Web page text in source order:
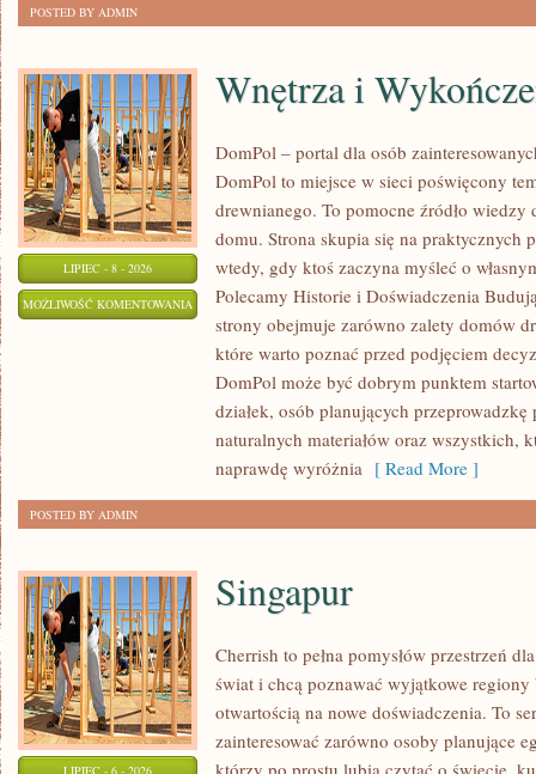
POSTED BY ADMIN
LIPIEC - 8 - 2026
MOŻLIWOŚĆ KOMENTOWANIA WNĘTRZA
WYKOŃCZENIA
Wnętrza i
DomPol – portal dla osób
DomPol to miejsce w sieci poświęcony
drewnianego. To pomocne źródło
domu. Strona skupia się na praktycznych
wtedy, gdy ktoś zaczyna myśleć o
Polecamy Historie i Doświadczenia
strony obejmuje zarówno zalety domów
które warto poznać przed podjęciem
DomPol może być dobrym punktem
działek, osób planujących
naturalnych materiałów oraz wszystkich,
naprawdę wyróżnia [ Read More ]
POSTED BY ADMIN
LIPIEC - 6 - 2026
Singapur
Cherrish to pełna pomysłów przestrzeń
świat i chcą poznawać wyjątkowe
otwartością na nowe doświadczenia. To
zainteresować zarówno osoby planujące
którzy po prostu lubią czytać o świecie,